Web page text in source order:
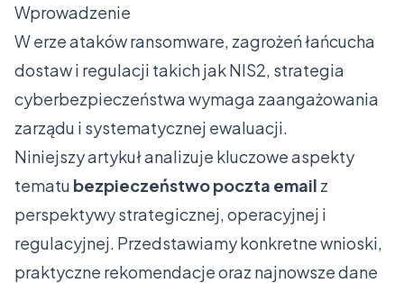
Wprowadzenie
W erze ataków ransomware, zagrożeń łańcucha
dostaw i regulacji takich jak NIS2, strategia
cyberbezpieczeństwa wymaga zaangażowania
zarządu i systematycznej ewaluacji.
Niniejszy artykuł analizuje kluczowe aspekty
tematu bezpieczeństwo poczta email z
perspektywy strategicznej, operacyjnej i
regulacyjnej. Przedstawiamy konkretne wnioski,
praktyczne rekomendacje oraz najnowsze dane